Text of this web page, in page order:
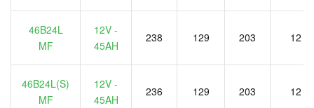
46B24L
MF
12V -
45AH
238 129 203 12
46B24L(S)
MF
12V -
45AH
236 129 203 12